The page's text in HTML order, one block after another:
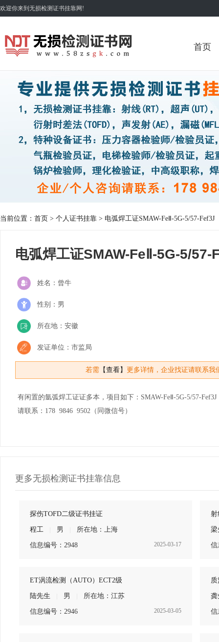
欢迎你来到无损检测证书挂靠网!
首页
当前位置： 首页 > 个人证书挂靠 > 电弧焊工证SMAW-FeⅡ-5G-5/57-Fef3J
电弧焊工证SMAW-FeⅡ-5G-5/57-
姓名：曾牛
性别：男
所在地：安徽
发证单位：市监局
若需 【查看】 更多详情，企业找证请联系我
有闲置的氩弧焊工证证多本，项目如下：SMAW-FeⅡ-5G-5/57-
请联系：178 9846 9502（同微信号）
更多无损检测证书挂靠信息
探伤TOFD二级证书挂证
程工 男 所在地：上海
2025-03-17
信息编号：2948
射
梁
信
ET涡流检测（AUTO）ECT2级
陆先生 男 所在地：江苏
2025-03-05
信息编号：2946
龚
信